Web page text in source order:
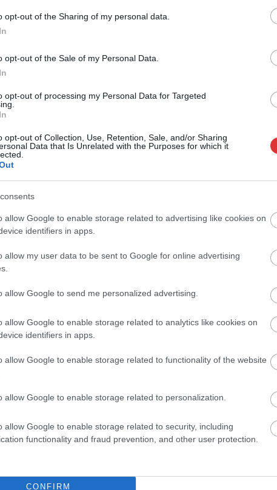
opt-out of the Sharing of my personal data.
opt-out of the Sale of my Personal Data.
opt-out of processing my Personal Data for Targeted
opt-out of Collection, Use, Retention, Sale, and/or Sharing
Data that Is Unrelated with the Purposes for which it
allow Google to enable storage related to advertising like cookies on
identifiers in apps.
allow my user data to be sent to Google for online advertising
allow Google to send me personalized advertising.
allow Google to enable storage related to analytics like cookies on
identifiers in apps.
allow Google to enable storage related to functionality of the website
allow Google to enable storage related to personalization.
allow Google to enable storage related to security, including
functionality and fraud prevention, and other user protection.
CONFIRM
ismételten megnyerte a MOL Magyar Kupát, emellett 13
héttel ezelőtt közös megegyezéssel szerződést bontott
köztük a Paks, a Ferencváros és a
elkerülné a propagandát,
ideés csatlakozzon adománygyűjtésünkhöz!
Tiszafüred között
Kiss Lajos 2026.07.30.